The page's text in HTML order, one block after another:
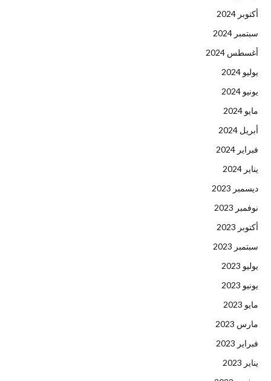
أكتوبر 2024
سبتمبر 2024
أغسطس 2024
يوليو 2024
يونيو 2024
مايو 2024
أبريل 2024
فبراير 2024
يناير 2024
ديسمبر 2023
نوفمبر 2023
أكتوبر 2023
سبتمبر 2023
يوليو 2023
يونيو 2023
مايو 2023
مارس 2023
فبراير 2023
يناير 2023